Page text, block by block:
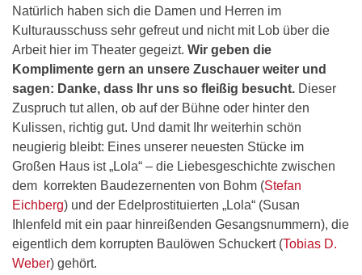
Natürlich haben sich die Damen und Herren im
Kulturausschuss sehr gefreut und nicht mit Lob über die
Arbeit hier im Theater gegeizt. Wir geben die
Komplimente gern an unsere Zuschauer weiter und
sagen: Danke, dass Ihr uns so fleißig besucht. Dieser
Zuspruch tut allen, ob auf der Bühne oder hinter den
Kulissen, richtig gut. Und damit Ihr weiterhin schön
neugierig bleibt: Eines unserer neuesten Stücke im
Großen Haus ist „Lola“ – die Liebesgeschichte zwischen
dem korrekten Baudezernenten von Bohm (Stefan
Eichberg) und der Edelprostituierten „Lola“ (Susan
Ihlenfeld mit ein paar hinreißenden Gesangsnummern), die
eigentlich dem korrupten Baulöwen Schuckert (Tobias D.
Weber) gehört.